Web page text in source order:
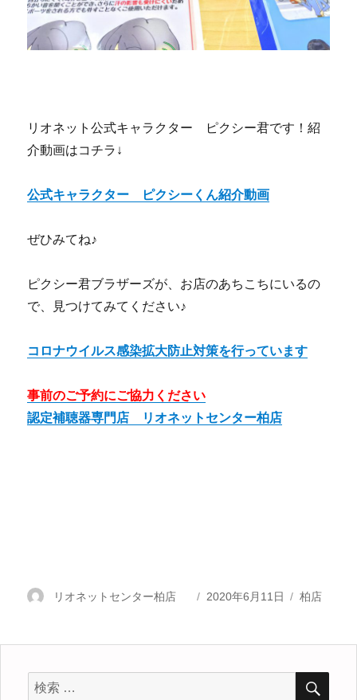
リオネット公式キャラクター ピクシー君です！紹
介動画はコチラ↓
公式キャラクター ピクシーくん紹介動画
ぜひみてね♪
ピクシー君ブラザーズが、お店のあちこちにいるの
で、見つけてみてください♪
コロナウイルス感染拡大防止対策を行っています
事前のご予約にご協力ください
認定補聴器専門店 リオネットセンター柏店
投
リオネットセンター柏店
投
2020年6月11日
カ
ー
柏店
検
検